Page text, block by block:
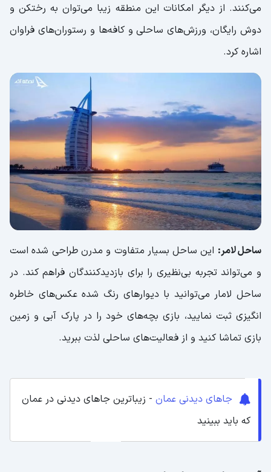
می‌کنند. از دیگر امکانات این منطقه زیبا می‌توان به رختکن و
دوش رایگان، ورزش‌های ساحلی و کافه‌ها و رستوران‌های فراوان
اشاره کرد.
ساحل لامر: این ساحل بسیار متفاوت و مدرن طراحی شده است
و می‌تواند تجربه بی‌نظیری را برای بازدیدکنندگان فراهم کند. در
ساحل لامار می‌توانید با دیوارهای رنگ شده عکس‌های خاطره
انگیزی ثبت نمایید، بازی بچه‌های خود را در پارک آبی و زمین
بازی تماشا کنید و از فعالیت‌های ساحلی لذت ببرید.
جاهای دیدنی عمان - زیباترین جاهای دیدنی در عمان
که باید ببینید